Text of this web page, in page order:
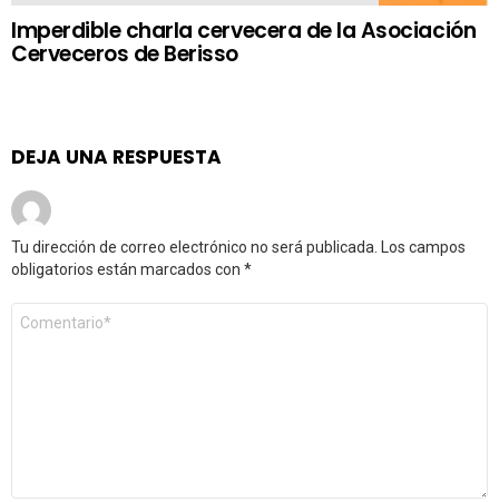
Imperdible charla cervecera de la Asociación
Cerveceros de Berisso
DEJA UNA RESPUESTA
Tu dirección de correo electrónico no será publicada. Los campos
obligatorios están marcados con *
Comentario